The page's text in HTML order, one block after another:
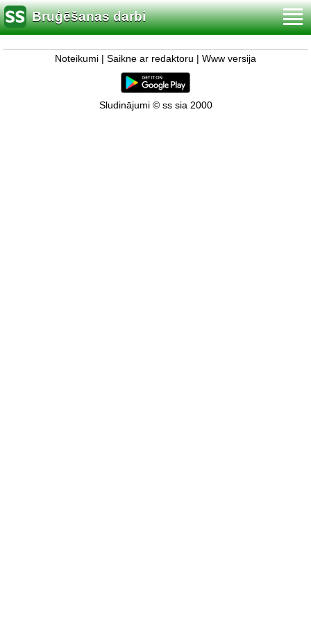
Bruģēšanas darbi
Noteikumi Saikne ar redaktoru Www versija
Sludinājumi © ss sia 2000